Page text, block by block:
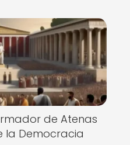
de Atenas
la Democracia